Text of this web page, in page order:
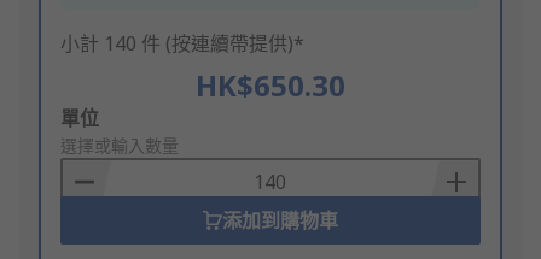
小計 140 件 (按連續帶提供)*
HK$650.30
Add
to
Basket
單位
選擇或輸入數量
添加到購物車